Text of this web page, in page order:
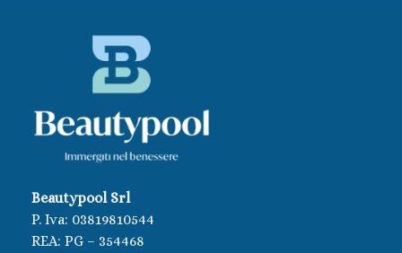
Beautypool Srl
P. Iva: 03819810544
REA: PG – 354468